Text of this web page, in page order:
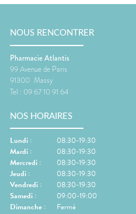
NOUS RENCONTRER
Pharmacie Atlantis
99 Avenue de Paris
91300 Massy
Tel : 09 67 10 91 64
NOS HORAIRES
Lundi :
08:30-19:30
Mardi :
08:30-19:30
Mercredi :
08:30-19:30
Jeudi :
08:30-19:30
Vendredi :
08:30-19:30
Samedi :
09:00-19:00
Dimanche : Fermé